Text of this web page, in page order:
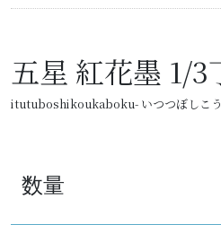
五星 紅花墨 1/3
itutuboshikoukaboku- いつつぼしこう
数量